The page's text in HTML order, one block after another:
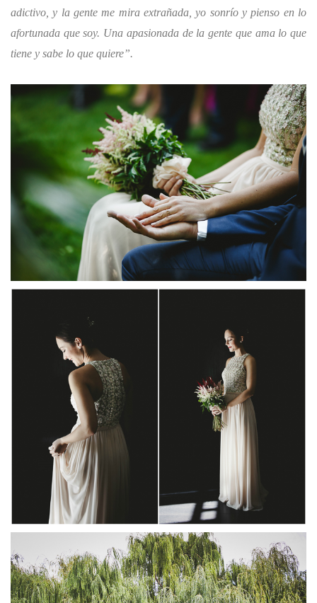
adictivo, y la gente me mira extrañada, yo sonrío y pienso en lo
afortunada que soy. Una apasionada de la gente que ama lo que
tiene y sabe lo que quiere”.